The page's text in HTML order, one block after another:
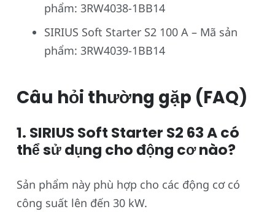
phẩm: 3RW4038-1BB14
SIRIUS Soft Starter S2 100 A – Mã sản
phẩm: 3RW4039-1BB14
Câu hỏi thường gặp (FAQ)
1. SIRIUS Soft Starter S2 63 A có
thể sử dụng cho động cơ nào?
Sản phẩm này phù hợp cho các động cơ có
công suất lên đến 30 kW.